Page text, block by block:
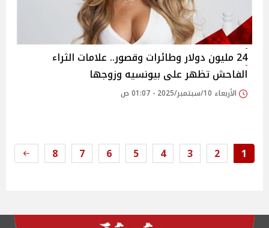
24 مليون دولار وطائرات وقصور.. علامات الثراء
الفاحش تظهر على بيونسيه وزوجها
الأربعاء 10/سبتمبر/2025 - 01:07 ص
1
2
3
4
5
6
7
8